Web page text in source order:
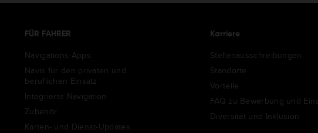
FÜR FAHRER
Navigations-Apps
Navis für den privaten und
beruflichen Einsatz
Integrierte Navigation
Zubehör
Karten- und Dienst-Updates
Karriere
Stellenausschreibungen
Standorte
Vorteile
FAQ zu Bewerbung und
Diversität und Inklusion